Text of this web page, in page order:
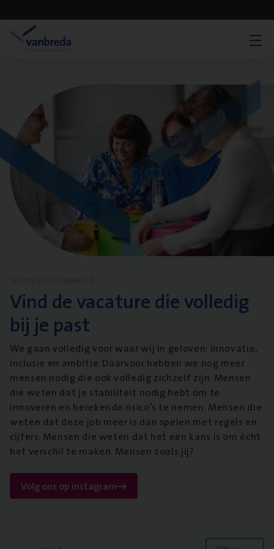
Vind de vacature die volledig
bij je past
We gaan volledig voor waar wij in geloven: innovatie,
inclusie en ambitie. Daarvoor hebben we nog meer
mensen nodig die ook volledig zichzelf zijn. Mensen
die weten dat je stabiliteit nodig hebt om te
innoveren en berekende risico’s te nemen. Mensen die
weten dat deze job meer is dan spelen met regels en
cijfers. Mensen die weten dat het een kans is om écht
het verschil te maken. Mensen zoals jij?
Volg ons op instagram